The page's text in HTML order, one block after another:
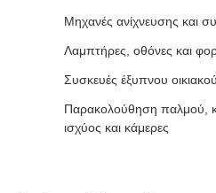
Μηχανές ανίχνευσης και
Λαμπτήρες, οθόνες και
Συσκευές έξυπνου
Παρακολούθηση παλμού,
ισχύος και κάμερες